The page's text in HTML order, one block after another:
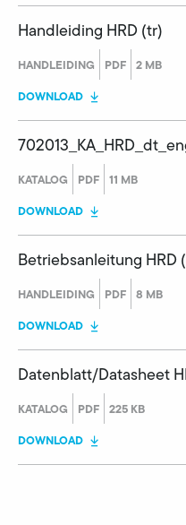
Handleiding HRD (tr)
HANDLEIDING PDF 2 MB
DOWNLOAD
KATALOG PDF 11 MB
DOWNLOAD
Betriebsanleitung HRD
HANDLEIDING PDF 8 MB
DOWNLOAD
Datenblatt/Datasheet
KATALOG PDF 225 KB
DOWNLOAD